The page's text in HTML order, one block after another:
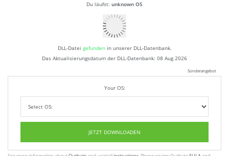
Du läufst: unknown OS
DLL-Datei gefunden in unserer DLL-Datenbank.
Das Aktualisierungsdatum der DLL-Datenbank: 08 Aug 2026
Sonderangebot
Your OS:
JETZT DOWNLOADEN